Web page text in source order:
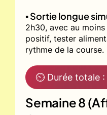
▪️ Sortie longue
2h30, avec au
positif, tester
rythme de la course.
⏲ Durée totale
Semaine 8